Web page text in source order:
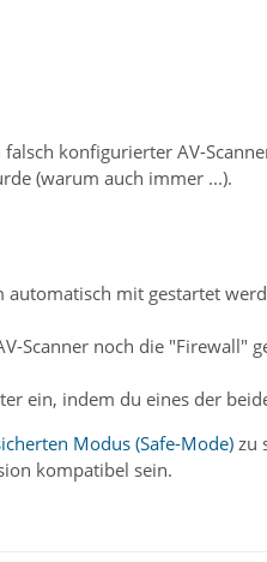
konfigurierter AV-
(warum auch immer ...).
mit gestartet
Scanner noch die "Firewall"
ein, indem du eines der
Modus (Safe-Mode)zu
kompatibel sein.